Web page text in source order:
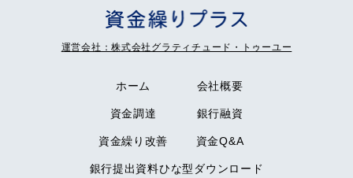
運営会社：株式会社グラティチュード・トゥーユー
ホーム 会社概要
資金調達 銀行融資
資金繰り改善 資金Q&A
銀行提出資料ひな型ダウンロード